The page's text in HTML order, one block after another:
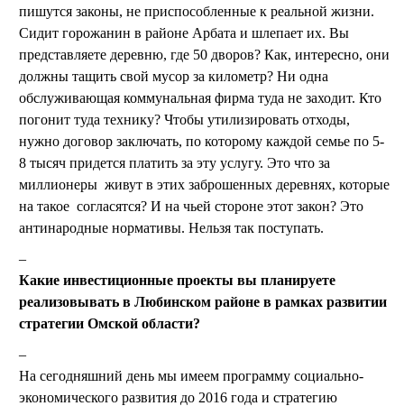
пишутся законы, не приспособленные к реальной жизни.
Сидит горожанин в районе Арбата и шлепает их. Вы
представляете деревню, где 50 дворов? Как, интересно, они
должны тащить свой мусор за километр? Ни одна
обслуживающая коммунальная фирма туда не заходит. Кто
погонит туда технику? Чтобы утилизировать отходы,
нужно договор заключать, по которому каждой семье по 5-
8 тысяч придется платить за эту услугу. Это что за
миллионеры живут в этих заброшенных деревнях, которые
на такое согласятся? И на чьей стороне этот закон? Это
антинародные нормативы. Нельзя так поступать.
Какие инвестиционные проекты вы планируете
реализовывать в Любинском районе в рамках развитии
стратегии Омской области?
На сегодняшний день мы имеем программу социально-
экономического развития до 2016 года и стратегию